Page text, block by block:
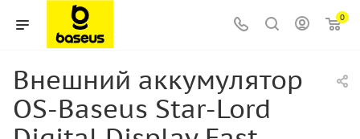
0
Внешний аккумулятор
OS-Baseus Star-Lord